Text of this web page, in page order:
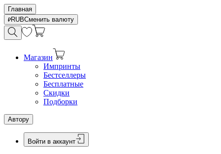
Главная
RUBСменить валюту
Магазин
Импринты
Бестселлеры
Бесплатные
Скидки
Подборки
Автору
Войти в аккаунт